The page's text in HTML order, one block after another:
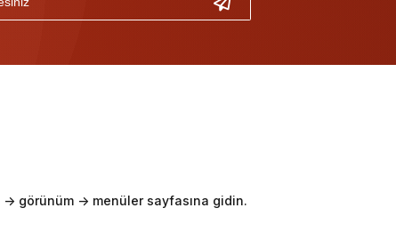
> görünüm -> menüler sayfasına gidin.